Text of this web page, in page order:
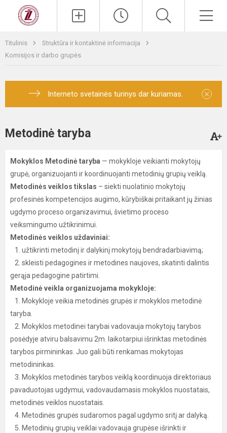
Titulinis
Struktūra ir kontaktinė informacija
Komisijos ir darbo grupės
Interneto svetainės turinys dar kuriamas. ×
Metodinė taryba
Mokyklos Metodinė taryba — mokykloje veikianti mokytojų
grupė, organizuojanti ir koordinuojanti metodinių grupių veiklą.
Metodinės veiklos tikslas – siekti nuolatinio mokytojų
profesinės kompetencijos augimo, kūrybiškai pritaikant jų žinias
ugdymo proceso organizavimui, švietimo proceso
veiksmingumo užtikrinimui.
Metodinės veiklos uždaviniai:
1. užtikrinti metodinį ir dalykinį mokytojų bendradarbiavimą;
2. skleisti pedagogines ir metodines naujoves, skatinti dalintis
gerąja pedagogine patirtimi.
Metodinė veikla organizuojama mokykloje:
1. Mokykloje veikia metodinės grupės ir mokyklos metodinė
taryba.
2. Mokyklos metodinei tarybai vadovauja mokytojų tarybos
posėdyje atviru balsavimu 2m. laikotarpiui išrinktas metodinės
tarybos pirmininkas. Juo gali būti renkamas mokytojas
metodininkas.
3. Mokyklos metodinės tarybos veiklą koordinuoja direktoriaus
pavaduotojas ugdymui, vadovaudamasis mokyklos nuostatais,
metodinės veiklos nuostatais.
4. Metodinės grupės sudaromos pagal ugdymo sritį ar dalyką.
5. Metodinių grupių veiklai vadovauja grupėse išrinkti ir